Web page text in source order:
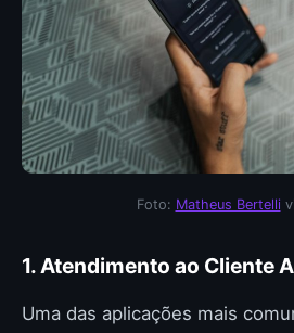
Foto: Matheus Bertelli
1. Atendimento ao Cliente
Uma das aplicações mais